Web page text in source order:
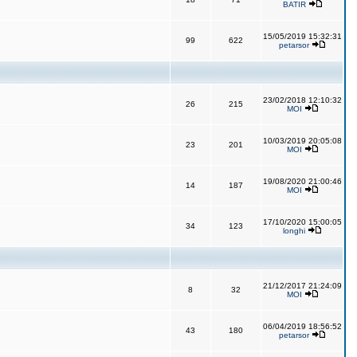
BATIR
99 622
15/05/2019 15:32:31
petarsor
26 215
23/02/2018 12:10:32
MOI
23 201
10/03/2019 20:05:08
MOI
14 187
19/08/2020 21:00:46
MOI
34 123
17/10/2020 15:00:05
longhi
8 32
21/12/2017 21:24:09
MOI
43 180
06/04/2019 18:56:52
petarsor